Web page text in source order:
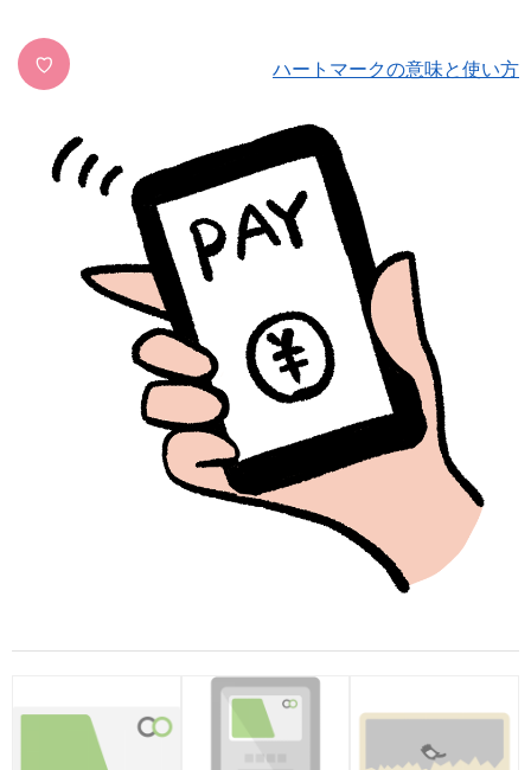
♡ ハートマークの意味と使い方